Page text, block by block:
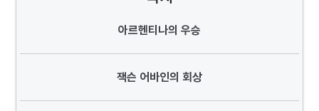
아르헨티나의 우승
잭슨 어바인의 회상